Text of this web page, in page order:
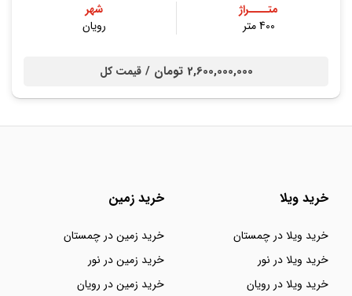
متــــراژ
400 متر
شهر
رویان
2,600,000,000 تومان / قیمت کل
خرید ویلا
خرید ویلا در چمستان
خرید ویلا در نور
خرید ویلا در رویان
خرید زمین
خرید زمین در چمستان
خرید زمین در نور
خرید زمین در رویان